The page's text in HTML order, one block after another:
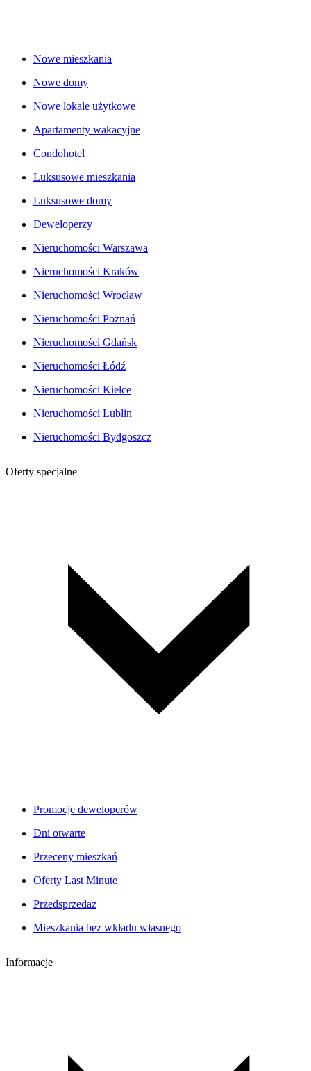
Nowe mieszkania
Nowe domy
Nowe lokale użytkowe
Apartamenty wakacyjne
Condohotel
Luksusowe mieszkania
Luksusowe domy
Deweloperzy
Nieruchomości Warszawa
Nieruchomości Kraków
Nieruchomości Wrocław
Nieruchomości Poznań
Nieruchomości Gdańsk
Nieruchomości Łódź
Nieruchomości Kielce
Nieruchomości Lublin
Nieruchomości Bydgoszcz
Oferty specjalne
Promocje deweloperów
Dni otwarte
Przeceny mieszkań
Oferty Last Minute
Przedsprzedaż
Mieszkania bez wkładu własnego
Informacje